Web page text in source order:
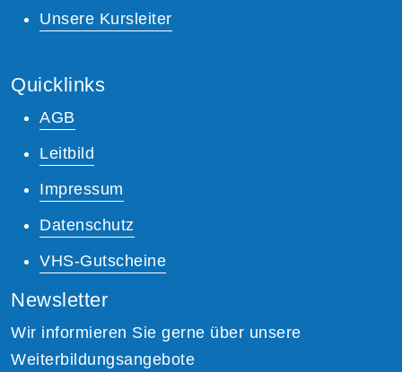
Unsere Kursleiter
Quicklinks
AGB
Leitbild
Impressum
Datenschutz
VHS-Gutscheine
Newsletter
Wir informieren Sie gerne über unsere
Weiterbildungsangebote